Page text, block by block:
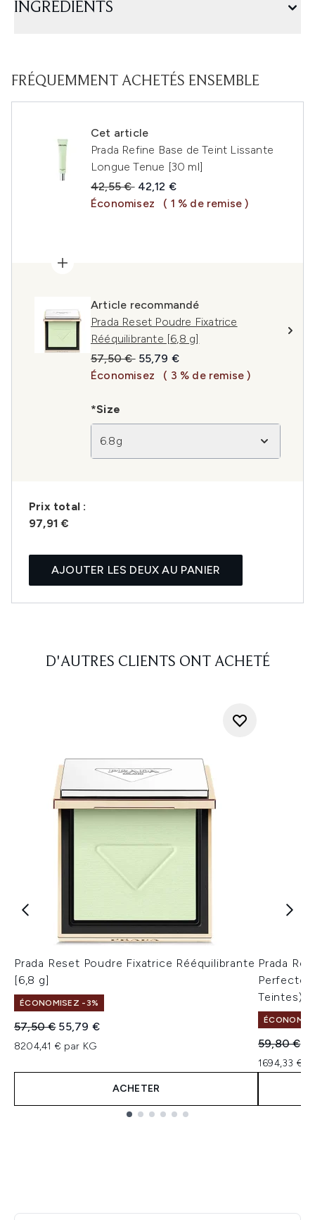
INGRÉDIENTS
FRÉQUEMMENT ACHETÉS ENSEMBLE
Cet article
Prada Refine Base de Teint Lissante
Longue Tenue [30 ml]
Prix de vente :
42,55 € Prix ​​actuel :
42,12 €
Économisez
( 1 % de remise )
Article recommandé
Prada Reset Poudre Fixatrice
Rééquilibrante [6,8 g]
Prix de vente :
57,50 € Prix ​​actuel :
55,79 €
Économisez
( 3 % de remise )
*Size
6.8g
Prix ​​total :
97,91 €
AJOUTER LES DEUX AU PANIER
D'AUTRES CLIENTS ONT ACHETÉ
Prada Reset Poudre Fixatrice Rééquilibrante
[6,8 g]
ÉCONOMISEZ -3%
Prix de vente :
57,50 € Prix ​​actuel :
55,79 €
8204,41 € par KG
ACHETER
Prada
Teintes)
Prix de
59,80 €
1694,33 €